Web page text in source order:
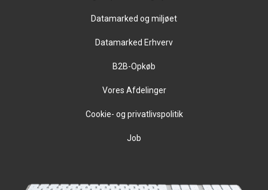
Datamarked og miljøet
Datamarked Erhverv
B2B-Opkøb
Vores Afdelinger
Cookie- og privatlivspolitik
Job